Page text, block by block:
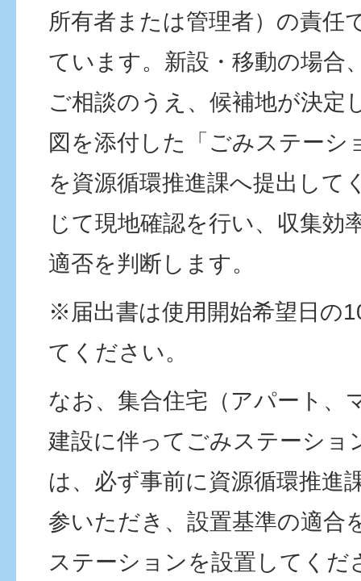
所有者または管理者）の責任
ています。新設・移動の場合
ご相談のうえ、候補地が決定
図を添付した「ごみステーシ
を資源循環推進課へ提出して
じて現地確認を行い、収集効
適否を判断します。
※届出書は使用開始希望日の
てください。
なお、集合住宅（アパート、
建設に伴ってごみステーショ
は、必ず事前に資源循環推進
参いただき、設置基準の適合
ステーションを設置してくだ